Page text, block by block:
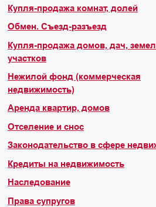
Купля-продажа комнат, долей
Обмен. Съезд-разъезд
Купля-продажа домов, дач,
участков
Нежилой фонд (коммерческая
недвижимость)
Аренда квартир, домов
Отселение и снос
Законодательство в сфере
Кредиты на недвижимость
Наследование
Права супругов